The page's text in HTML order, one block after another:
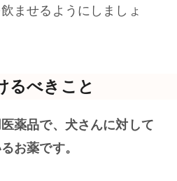
ませるようにしましょ
るべきこと
薬品で、犬さんに対して
お薬です。